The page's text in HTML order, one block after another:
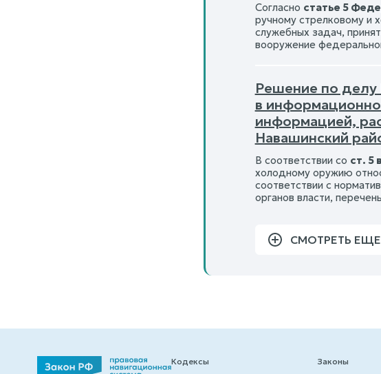
Согласно статье 5
ручному стрелковому и
служебных задач,
вооружение
Решение по
в
информацией,
Навашинский
В соответствии со ст. 5
холодному оружию
соответствии с
органов власти,
СМОТРЕТЬ ЕЩЕ
Кодексы
Законы